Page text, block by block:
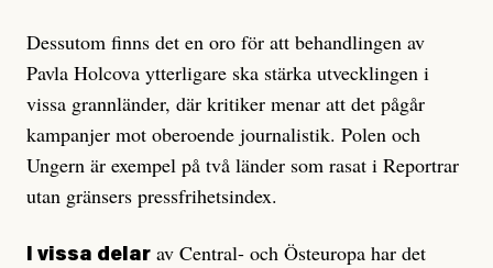
Dessutom finns det en oro för att behandlingen av
Pavla Holcova ytterligare ska stärka utvecklingen i
vissa grannländer, där kritiker menar att det pågår
kampanjer mot oberoende journalistik. Polen och
Ungern är exempel på två länder som rasat i Reportrar
utan gränsers pressfrihetsindex.
I vissa delar av Central- och Östeuropa har det